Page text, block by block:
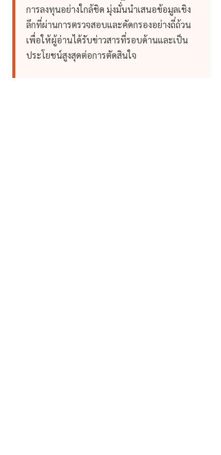
การลงทุนอย่างใกล้ชิด มุ่งมั่นนำเสนอข้อมูลเชิง
ลึกที่ผ่านการตรวจสอบและคัดกรองอย่างถี่ถ้วน
เพื่อให้ผู้อ่านได้รับข่าวสารที่รอบด้านและเป็น
ประโยชน์สูงสุดต่อการตัดสินใจ